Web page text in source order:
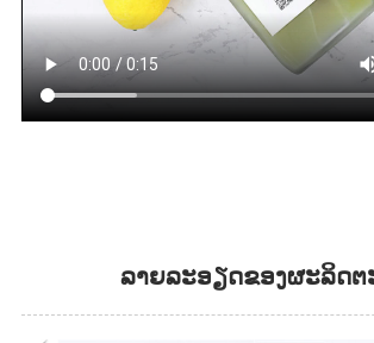
ລາຍລະອຽດຂອງຜະລິດຕ